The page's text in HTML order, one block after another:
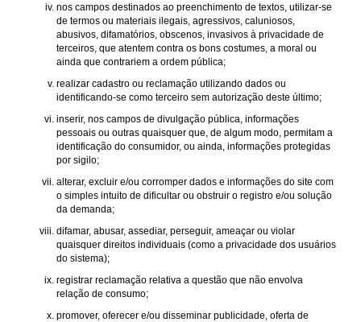
nos campos destinados ao preenchimento de textos, utilizar-se
de termos ou materiais ilegais, agressivos, caluniosos,
abusivos, difamatórios, obscenos, invasivos à privacidade de
terceiros, que atentem contra os bons costumes, a moral ou
ainda que contrariem a ordem pública;
realizar cadastro ou reclamação utilizando dados ou
identificando-se como terceiro sem autorização deste último;
inserir, nos campos de divulgação pública, informações
pessoais ou outras quaisquer que, de algum modo, permitam a
identificação do consumidor, ou ainda, informações protegidas
por sigilo;
alterar, excluir e/ou corromper dados e informações do site com
o simples intuito de dificultar ou obstruir o registro e/ou solução
da demanda;
difamar, abusar, assediar, perseguir, ameaçar ou violar
quaisquer direitos individuais (como a privacidade dos usuários
do sistema);
registrar reclamação relativa a questão que não envolva
relação de consumo;
promover, oferecer e/ou disseminar publicidade, oferta de